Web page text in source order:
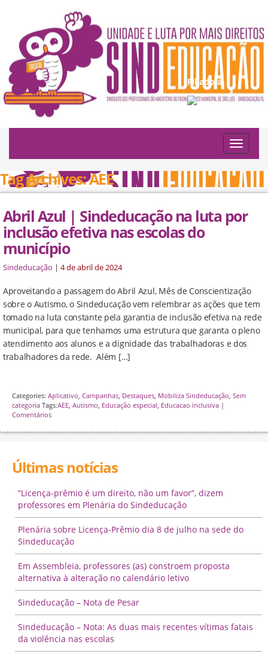
Filiado à:
Toggle
Tag Archives: AEE
Abril Azul | Sindeducação na luta por
inclusão efetiva nas escolas do
município
Sindeducação | 4 de abril de 2024
Aproveitando a passagem do Abril Azul, Mês de Conscientização
sobre o Autismo, o Sindeducação vem relembrar as ações que tem
tomado na luta constante pela garantia de inclusão efetiva na rede
municipal, para que tenhamos uma estrutura que garanta o pleno
atendimento aos alunos e a dignidade das trabalhadoras e dos
trabalhadores da rede. Além […]
Categories: Aplicativo, Campanhas, Destaques, Mobiliza Sindeducação, Sem
categoria Tags:AEE, Autismo, Educação especial, Educacao inclusiva |
Comentários
Últimas notícias
“Licença-prêmio é um direito, não um favor”, dizem
professores em Plenária do Sindeducação
Plenária sobre Licença-Prêmio dia 8 de julho na sede do
Sindeducação
Em Assembleia, professores (as) constroem proposta
alternativa à alteração no calendário letivo
Sindeducação – Nota de Pesar
Sindeducação – Nota: As duas mais recentes vítimas fatais
da violência nas escolas